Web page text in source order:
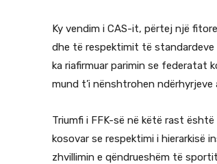
Ky vendim i CAS-it, përtej një
dhe të respektimit të standardeve
ka riafirmuar parimin se federatat
mund t’i nënshtrohen
Triumfi i FFK-së në këtë rast
kosovar se respektimi i hierarkisë
zhvillimin e qëndrueshëm të